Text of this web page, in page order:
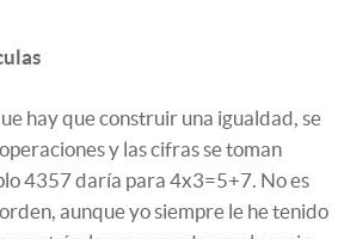
hay que construir una igualdad, se
y las cifras se toman
4357 daría para 4x3=5+7. No es
aunque yo siempre le he tenido